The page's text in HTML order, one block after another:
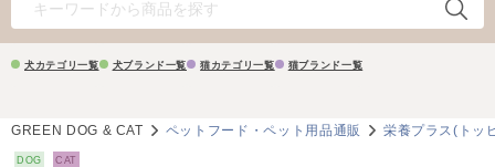
犬カテゴリ一覧 犬ブランド一覧 猫カテゴリ一覧 猫ブランド一覧
GREEN DOG & CAT ペットフード・ペット用品通販 栄養プラス(トッ
DOG CAT